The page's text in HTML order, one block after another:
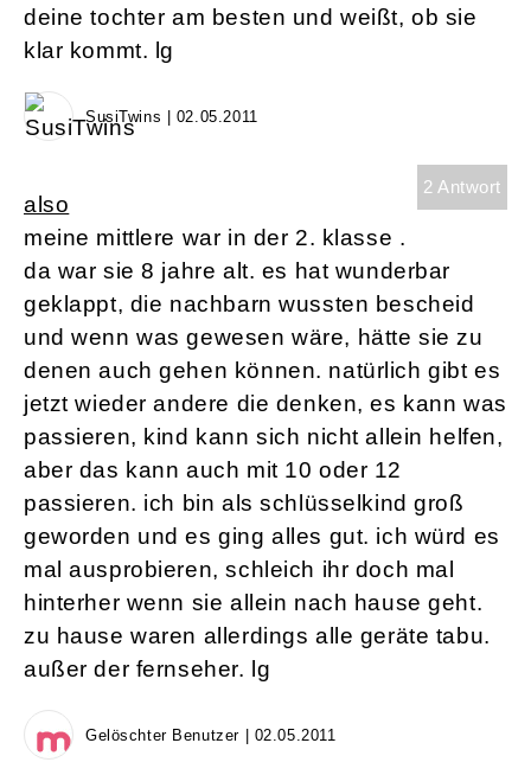
deine tochter am besten und weißt, ob sie
klar kommt. lg
SusiTwins | 02.05.2011
2 Antwort
also
meine mittlere war in der 2. klasse .
da war sie 8 jahre alt. es hat wunderbar
geklappt, die nachbarn wussten bescheid
und wenn was gewesen wäre, hätte sie zu
denen auch gehen können. natürlich gibt es
jetzt wieder andere die denken, es kann was
passieren, kind kann sich nicht allein helfen,
aber das kann auch mit 10 oder 12
passieren. ich bin als schlüsselkind groß
geworden und es ging alles gut. ich würd es
mal ausprobieren, schleich ihr doch mal
hinterher wenn sie allein nach hause geht.
zu hause waren allerdings alle geräte tabu.
außer der fernseher. lg
Gelöschter Benutzer | 02.05.2011